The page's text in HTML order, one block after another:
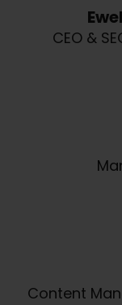
CEO &
Content